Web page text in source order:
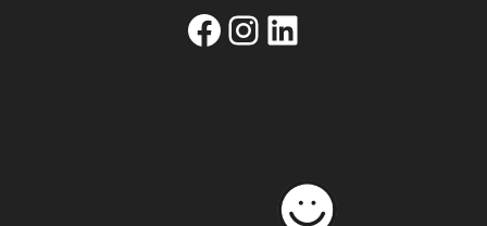
Facebook
Instagram
Linkedin